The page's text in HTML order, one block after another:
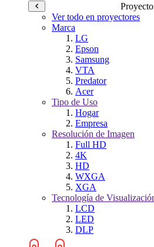
Ver todo en proyectores
Marca
LG
Epson
Samsung
VTA
Predator
Acer
Tipo de Uso
Hogar
Empresa
Resolución de Imagen
Full HD
4K
HD
WXGA
XGA
Tecnología de
LCD
LED
DLP